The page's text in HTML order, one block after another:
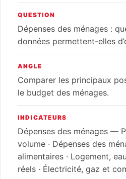
QUESTION
Dépenses des ménages :
données permettent-elles
ANGLE
Comparer les principaux
le budget des ménages.
INDICATEURS
Dépenses des ménages —
volume · Dépenses des
alimentaires · Logement,
réels · Électricité, gaz et